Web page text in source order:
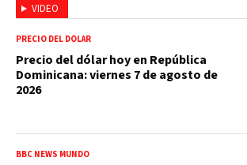
VIDEO
PRECIO DEL DÓLAR
Precio del dólar hoy en República
Dominicana: viernes 7 de agosto de
2026
BBC NEWS MUNDO